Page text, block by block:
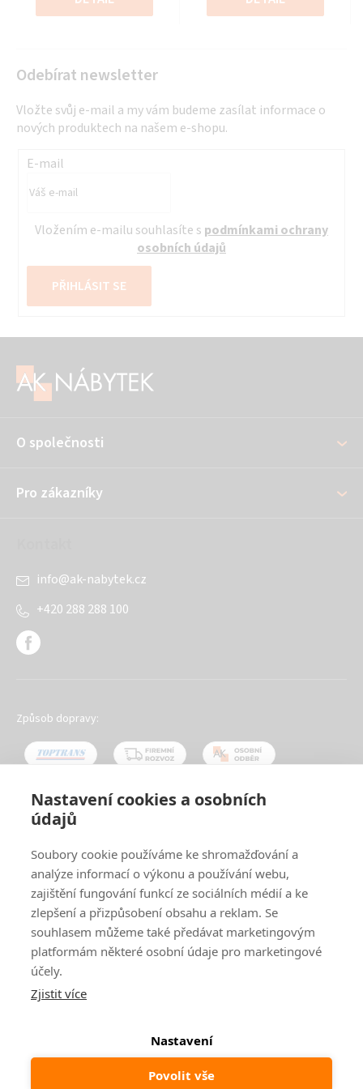
Nastavení cookies a osobních
údajů
Soubory cookie používáme ke shromažďování a
analýze informací o výkonu a používání webu,
zajištění fungování funkcí ze sociálních médií a ke
zlepšení a přizpůsobení obsahu a reklam. Se
souhlasem můžeme také předávat marketingovým
platformám některé osobní údaje pro marketingové
účely.
Zjistit více
Nastavení
Povolit vše
hvězdiček.
hvězdiček.
Odebírat newsletter
Vložte svůj e-mail a my vám budeme zasílat informace o
nových produktech na našem e-shopu.
E-mail
Vložením e-mailu souhlasíte s podmínkami ochrany
osobních údajů
PŘIHLÁSIT SE
O společnosti
Pro zákazníky
info@ak-nabytek.cz
+420 288 288 100
Způsob dopravy:
Shoptet |mime digital